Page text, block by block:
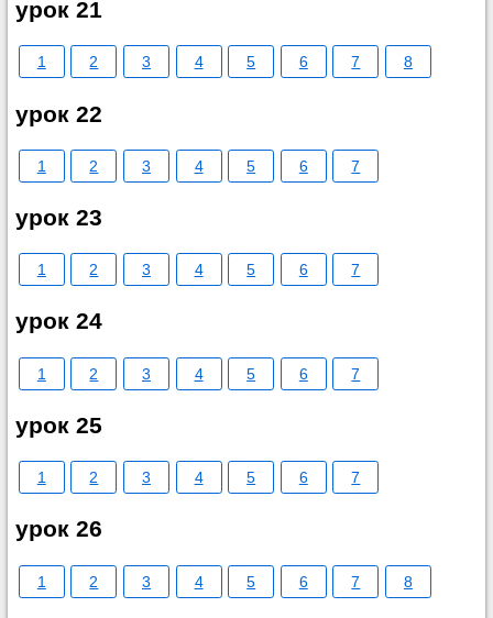
урок 21
1 2 3 4 5 6 7 8
урок 22
1 2 3 4 5 6 7
урок 23
1 2 3 4 5 6 7
урок 24
1 2 3 4 5 6 7
урок 25
1 2 3 4 5 6 7
урок 26
1 2 3 4 5 6 7 8